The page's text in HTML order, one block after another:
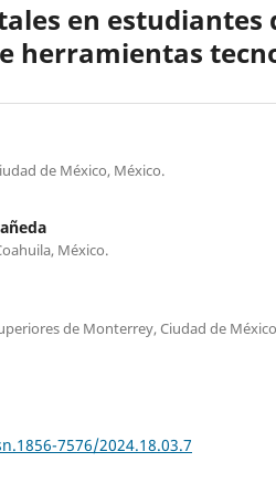
en
herramientas
de México, México.
México.
de Monterrey, Ciudad de
7576/2024.18.03.7